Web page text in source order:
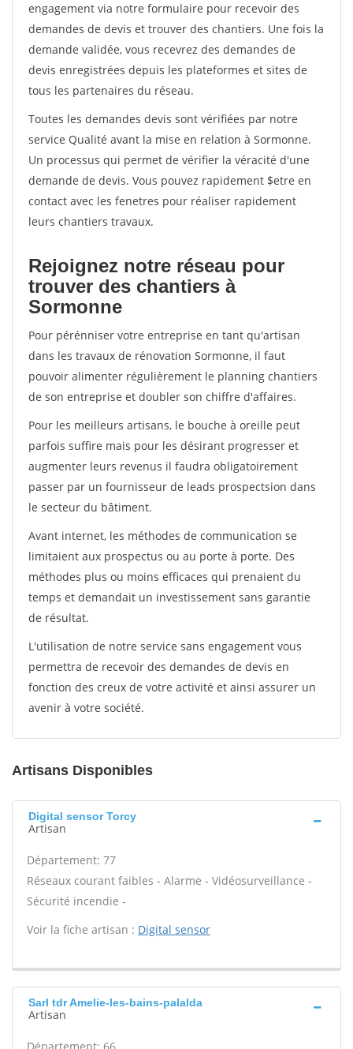
engagement via notre formulaire pour recevoir des
demandes de devis et trouver des chantiers. Une fois la
demande validée, vous recevrez des demandes de
devis enregistrées depuis les plateformes et sites de
tous les partenaires du réseau.
Toutes les demandes devis sont vérifiées par notre
service Qualité avant la mise en relation à Sormonne.
Un processus qui permet de vérifier la véracité d'une
demande de devis. Vous pouvez rapidement $etre en
contact avec les fenetres pour réaliser rapidement
leurs chantiers travaux.
Rejoignez notre réseau pour
trouver des chantiers à
Sormonne
Pour pérénniser votre entreprise en tant qu'artisan
dans les travaux de rénovation Sormonne, il faut
pouvoir alimenter régulièrement le planning chantiers
de son entreprise et doubler son chiffre d'affaires.
Pour les meilleurs artisans, le bouche à oreille peut
parfois suffire mais pour les désirant progresser et
augmenter leurs revenus il faudra obligatoirement
passer par un fournisseur de leads prospectsion dans
le secteur du bâtiment.
Avant internet, les méthodes de communication se
limitaient aux prospectus ou au porte à porte. Des
méthodes plus ou moins efficaces qui prenaient du
temps et demandait un investissement sans garantie
de résultat.
L'utilisation de notre service sans engagement vous
permettra de recevoir des demandes de devis en
fonction des creux de votre activité et ainsi assurer un
avenir à votre société.
Artisans Disponibles
Digital sensor Torcy
Artisan
Département: 77
Réseaux courant faibles - Alarme - Vidéosurveillance -
Sécurité incendie -
Voir la fiche artisan : Digital sensor
Sarl tdr Amelie-les-bains-palalda
Artisan